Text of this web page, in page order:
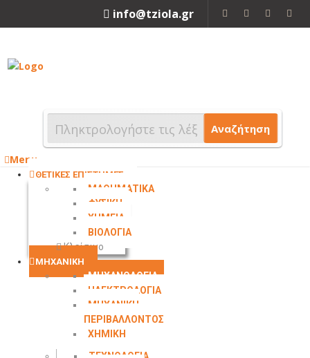
info@tziola.gr
Αναζήτηση
Menu
ΘΕΤΙΚΕΣ ΕΠΙΣΤΗΜΕΣ
ΜΑΘΗΜΑΤΙΚΑ
ΦΥΣΙΚΗ
ΧΗΜΕΙΑ
ΒΙΟΛΟΓΙΑ
Κλείσιμο
ΜΗΧΑΝΙΚΗ
ΜΗΧΑΝΟΛΟΓΙΑ
ΗΛΕΚΤΡΟΛΟΓΙΑ
ΜΗΧΑΝΙΚΗ
ΠΕΡΙΒΑΛΛΟΝΤΟΣ
ΧΗΜΙΚΗ